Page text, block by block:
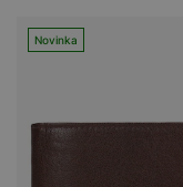
Novinka